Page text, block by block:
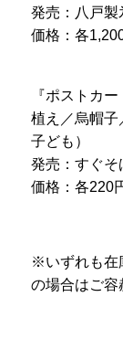
発売：八戸製
価格：各
『ポストカ
植え／烏帽
子ども）
発売：すぐそ
価格：各220
※いずれも在
の場合はご容